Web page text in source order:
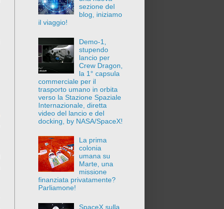
sezione del
blog, iniziamo
il viaggio!
Demo-1,
stupendo
lancio per
Crew Dragon,
la 1° capsula
commerciale per il
trasporto umano in orbita
verso la Stazione Spaziale
Internazionale, diretta
video del lancio e del
docking, by NASA/SpaceX!
La prima
colonia
umana su
Marte, una
missione
finanziata privatamente?
Parliamone!
SpaceX sulla